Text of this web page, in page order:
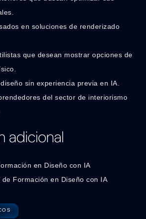
en soluciones de renderizado
que desean mostrar opciones de
sin experiencia previa en IA.
del sector de interiorismo
adicional
en Diseño con IA
Formación en Diseño con IA